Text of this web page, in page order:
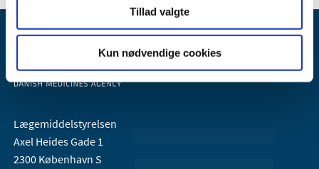
Tillad valgte
Kun nødvendige cookies
Lægemiddelstyrelsen
Axel Heides Gade 1
2300 København S